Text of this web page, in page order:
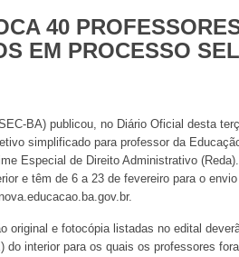
40
EM PROCESSO
BA) publicou, no Diário Oficial desta
simplificado para professor da
Especial de Direito Administrativo
e têm de 6 a 23 de fevereiro para o
original e fotocópia listadas no edital
do interior para os quais os professores